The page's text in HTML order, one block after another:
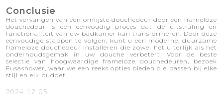
Conclusie
Het vervangen van een omlijste douchedeur door een frameloze
douchedeur is een eenvoudig proces dat de uitstraling en
functionaliteit van uw badkamer kan transformeren. Door deze
eenvoudige stappen te volgen, kunt u een moderne, duurzame
frameloze douchedeur installeren die zowel het uiterlijk als het
onderhoudsgemak in uw douche verbetert. Voor de beste
selectie van hoogwaardige frameloze douchedeuren, bezoek
Fusashower, waar we een reeks opties bieden die passen bij elke
stijl en elk budget.
2024-12-05